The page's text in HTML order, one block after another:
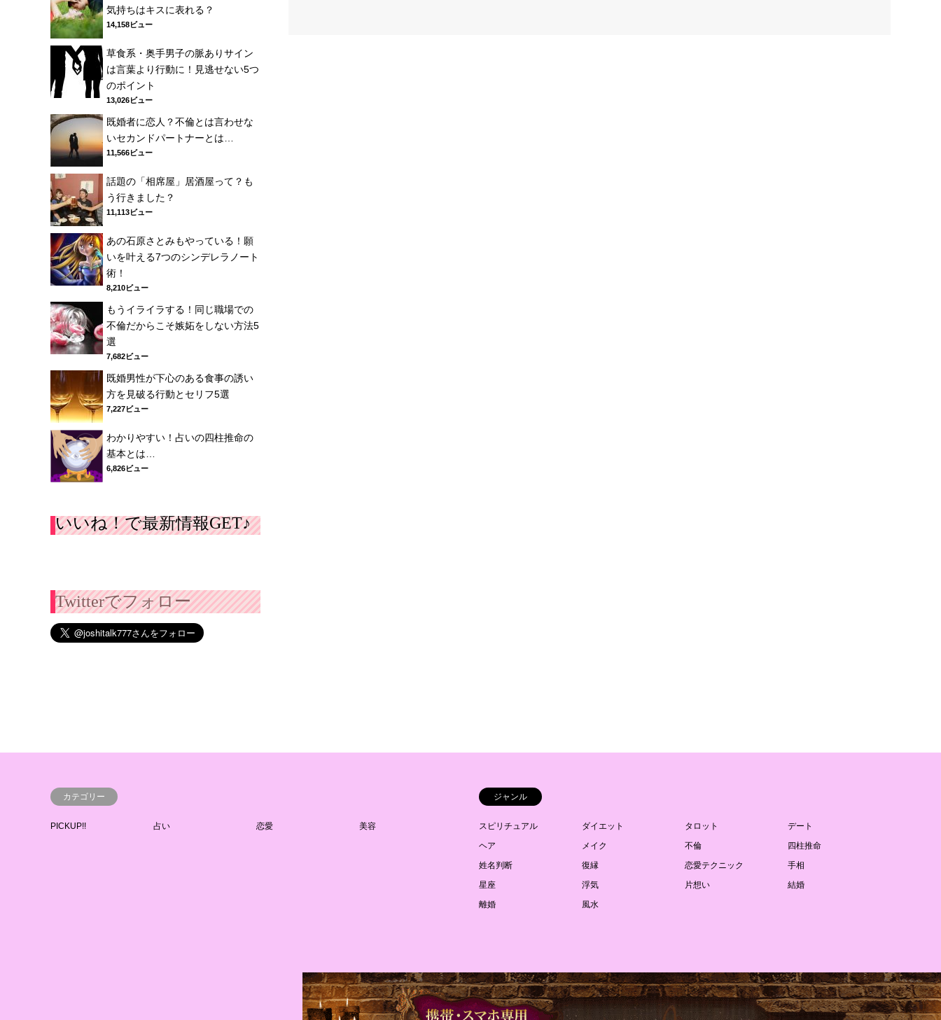
気持ちはキスに表れる？
14,158ビュー
草食系・奥手男子の脈ありサイン
は言葉より行動に！見逃せない5つ
のポイント
13,026ビュー
既婚者に恋人？不倫とは言わせな
いセカンドパートナーとは…
11,566ビュー
話題の「相席屋」居酒屋って？も
う行きました？
11,113ビュー
あの石原さとみもやっている！願
いを叶える7つのシンデレラノート
術！
8,210ビュー
もうイライラする！同じ職場での
不倫だからこそ嫉妬をしない方法5
選
7,682ビュー
既婚男性が下心のある食事の誘い
方を見破る行動とセリフ5選
7,227ビュー
わかりやすい！占いの四柱推命の
基本とは…
6,826ビュー
いいね！で最新情報GET♪
Twitterでフォロー
カテゴリー
PICKUP!! 占い 恋愛 美容
ジャンル
スピリチュアル ダイエット タロット
デート
ヘア
メイク 不倫
四柱推命
姓名判断
復縁 恋愛テクニック
手相
星座
浮気 片想い
結婚
離婚
風水